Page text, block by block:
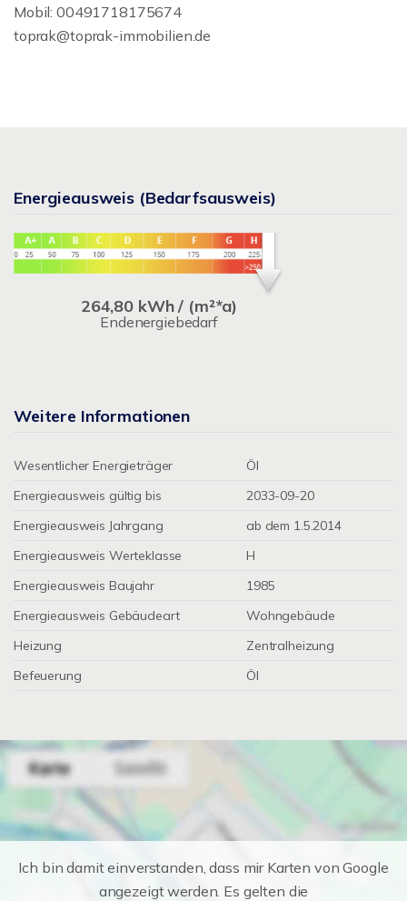
Mobil: 00491718175674
toprak@toprak-immobilien.de
Energieausweis (Bedarfsausweis)
264,80 kWh / (m²*a)
Endenergiebedarf
Weitere Informationen
Wesentlicher Energieträger
Öl
Energieausweis gültig bis
2033-09-20
Energieausweis Jahrgang
ab dem 1.5.2014
Energieausweis Werteklasse
H
Energieausweis Baujahr
1985
Energieausweis Gebäudeart
Wohngebäude
Heizung
Zentralheizung
Befeuerung
Öl
Ich bin damit einverstanden, dass mir Karten von Google
angezeigt werden. Es gelten die